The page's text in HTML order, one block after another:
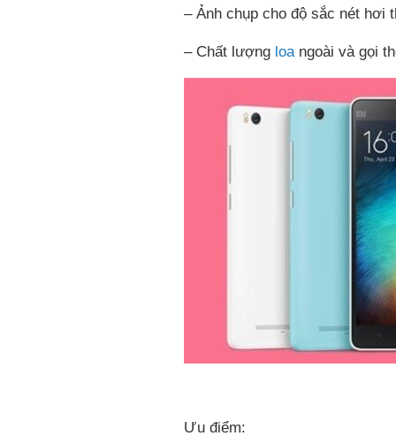
– Ảnh chụp cho độ sắc nét hơi
– Chất lượng loangoài và gọi
Ưu điểm: